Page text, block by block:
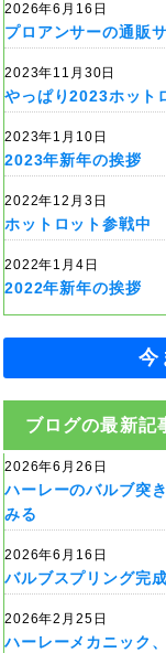
2026年6月16日
プロアンサーの通販
2023年11月30日
やっぱり2023ホット
2023年1月10日
2023年新年の挨拶
2022年12月3日
ホットロット参戦中
2022年1月4日
2022年新年の挨拶
今
ブログの最新記
2026年6月26日
ハーレーのバルブ突
みる
2026年6月16日
バルブスプリング完
2026年2月25日
ハーレーメカニック